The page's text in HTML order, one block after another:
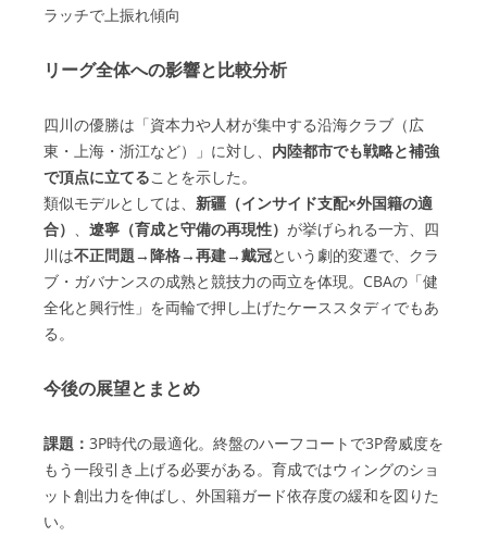
ラッチで上振れ傾向
リーグ全体への影響と比較分析
四川の優勝は「資本力や人材が集中する沿海クラブ（広
東・上海・浙江など）」に対し、 内陸都市でも戦略と補強
で頂点に立てることを示した。
類似モデルとしては、 新疆（インサイド支配×外国籍の適
合） 、 遼寧（育成と守備の再現性） が挙げられる一方、四
川は不正問題→降格→再建→戴冠という劇的変遷で、クラ
ブ・ガバナンスの成熟と競技力の両立を体現。CBAの「健
全化と興行性」を両輪で押し上げたケーススタディでもあ
る。
今後の展望とまとめ
課題： 3P時代の最適化。終盤のハーフコートで3P脅威度を
もう一段引き上げる必要がある。育成ではウィングのショ
ット創出力を伸ばし、外国籍ガード依存度の緩和を図りた
い。